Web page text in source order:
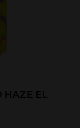
HAZE EL